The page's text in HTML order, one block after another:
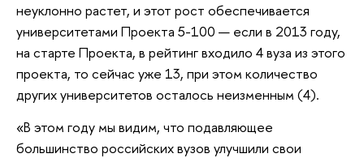
неуклонно растет, и этот рост обеспечивается
университетами Проекта 5-100 — если в 2013 году,
на старте Проекта, в рейтинг входило 4 вуза из этого
проекта, то сейчас уже 13, при этом количество
других университетов осталось неизменным (4).
«В этом году мы видим, что подавляющее
большинство российских вузов улучшили свои